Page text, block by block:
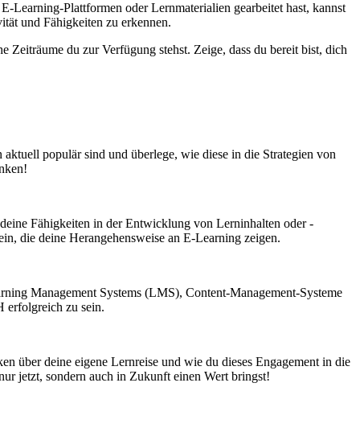
Plattformen oder Lernmaterialien gearbeitet hast, kannst
und Fähigkeiten zu erkennen.
Zeiträume du zur Verfügung stehst. Zeige, dass du bereit bist, dich
populär sind und überlege, wie diese in die Strategien von
Fähigkeiten in der Entwicklung von Lerninhalten oder -
die deine Herangehensweise an E-Learning zeigen.
Management Systems (LMS), Content-Management-Systeme
erfolgreich zu sein.
über deine eigene Lernreise und wie du dieses Engagement in die
jetzt, sondern auch in Zukunft einen Wert bringst!